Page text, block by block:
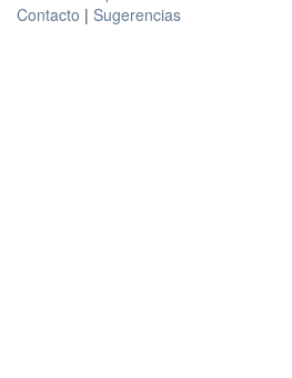
Contacto | Sugerencias